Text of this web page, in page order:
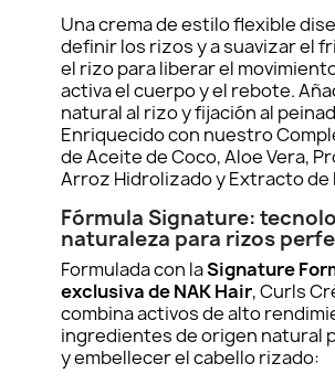
Una crema de estilo flexible
definir los rizos y a suavizar el
el rizo para liberar el
activa el cuerpo y el rebote.
natural al rizo y fijación al
Enriquecido con nuestro
de Aceite de Coco, Aloe Vera,
Arroz Hidrolizado y Extracto de
Fórmula Signature:
naturaleza para rizos
Formulada con laSignature
exclusiva de NAK Hair, Curls
combina activos de alto
ingredientes de origen natural
y embellecer el cabello rizado: